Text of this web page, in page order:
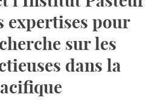
expertises pour
sur les
dans la